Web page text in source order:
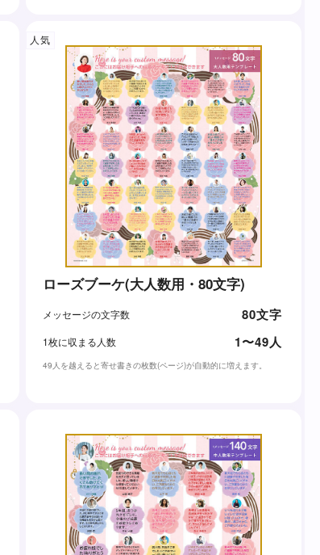
人気
ローズブーケ(大人数用・80文字)
メッセージの文字数 80文字
1枚に収まる人数 1〜49人
49人を越えると寄せ書きの枚数(ページ)が自動的に増えます。